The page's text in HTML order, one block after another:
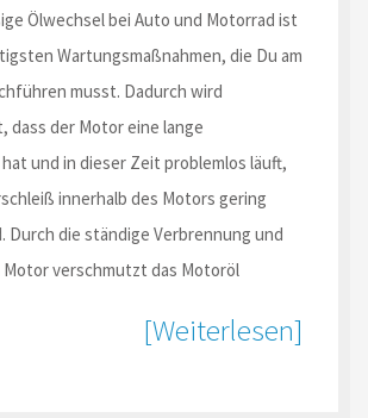
Ölwechsel bei Auto und Motorrad ist
Wartungsmaßnahmen, die Du am
musst. Dadurch wird
dass der Motor eine lange
und in dieser Zeit problemlos läuft,
innerhalb des Motors gering
Durch die ständige Verbrennung und
Motor verschmutzt das Motoröl
[Weiterlesen]